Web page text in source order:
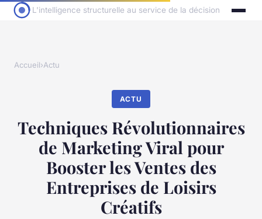
L'intelligence structurelle au service de la décision
Accueil›Actu
ACTU
Techniques Révolutionnaires
de Marketing Viral pour
Booster les Ventes des
Entreprises de Loisirs
Créatifs